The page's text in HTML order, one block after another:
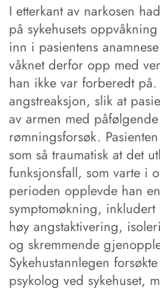
I etterkant av narkosen
på sykehusets
inn i pasientens
våknet derfor opp med
han ikke var forberedt
angstreaksjon, slik at
av armen med
rømningsforsøk.
som så traumatisk at det
funksjonsfall, som varte i
perioden opplevde han
symptomøkning,
høy angstaktivering,
og skremmende
Sykehustannlegen
psykolog ved sykehuset,